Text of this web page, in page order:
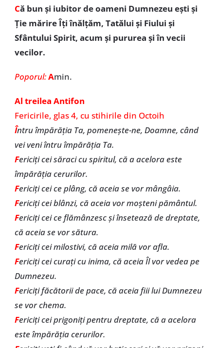
Că bun şi iubitor de oameni Dumnezeu eşti şi
Ţie mărire Îţi înălţăm, Tatălui şi Fiului şi
Sfântului Spirit, acum şi pururea şi în vecii
vecilor.
Poporul:Amin.
Al treilea Antifon
Fericirile, glas 4, cu stihirile din Octoih
Întru împărăţia Ta, pomeneşte-ne, Doamne, când
vei veni întru împărăţia Ta.
Fericiţi cei săraci cu spiritul, că a acelora este
împărăţia cerurilor.
Fericiţi cei ce plâng, că aceia se vor mângâia.
Fericiţi cei blânzi, că aceia vor moşteni pământul.
Fericiţi cei ce flămânzesc şi însetează de dreptate,
că aceia se vor sătura.
Fericiţi cei milostivi, că aceia milă vor afla.
Fericiţi cei curaţi cu inima, că aceia Îl vor vedea pe
Dumnezeu.
Fericiţi făcătorii de pace, că aceia fiii lui Dumnezeu
se vor chema.
Fericiţi cei prigoniţi pentru dreptate, că a acelora
este împărăţia cerurilor.